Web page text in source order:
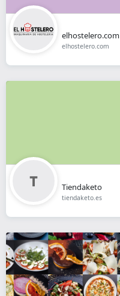
elhostelero.com
elhostelero.com
Tiendaketo
tiendaketo.es